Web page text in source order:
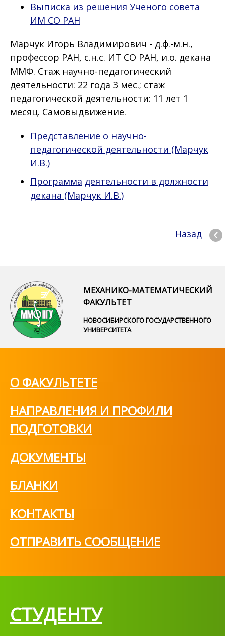
Выписка из решения Ученого совета
ИМ СО РАН
Марчук Игорь Владимирович - д.ф.-м.н.,
профессор РАН, с.н.с. ИТ СО РАН, и.о. декана
ММФ. Стаж научно-педагогический
деятельности: 22 года 3 мес.; стаж
педагогической деятельности: 11 лет 1
месяц. Самовыдвижение.
Представление о научно-
педагогической деятельности (Марчук
И.В.)
Программа деятельности в должности
декана (Марчук И.В.)
Назад
МЕХАНИКО-МАТЕМАТИЧЕСКИЙ
ФАКУЛЬТЕТ
НОВОСИБИРСКОГО ГОСУДАРСТВЕННОГО
УНИВЕРСИТЕТА
О ФАКУЛЬТЕТЕ
НАПРАВЛЕНИЯ И ПРОФИЛИ
ПОДГОТОВКИ
ДОКУМЕНТЫ
БЛАНКИ
КОНТАКТЫ
ОТПРАВИТЬ СООБЩЕНИЕ
СТУДЕНТУ